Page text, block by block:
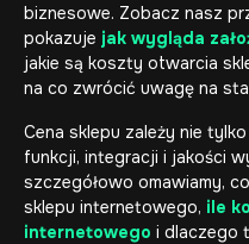
biznesowe. Zobacz nasz
pokazuje jak wygląda
jakie są koszty otwarcia
na co zwrócić uwagę na
Cena sklepu zależy nie
funkcji, integracji i jakości
szczegółowo omawiamy,
sklepu internetowego, ile
internetowego i dlaczego